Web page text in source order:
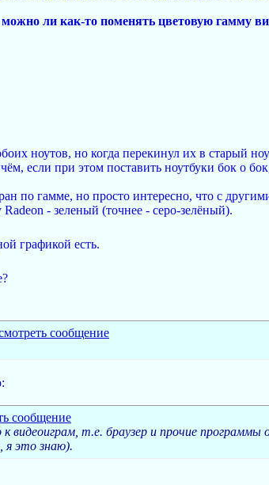
ли как-то поменять цветовую гамму
ноутов, но когда перекинул их в старый
если при этом поставить ноутбуки бок о
по гамме, но просто интересно, что с
- зеленый (точнее - серо-зелёный).
графикой есть.
видеоиграм, т.е. браузер и прочие
я это знаю).